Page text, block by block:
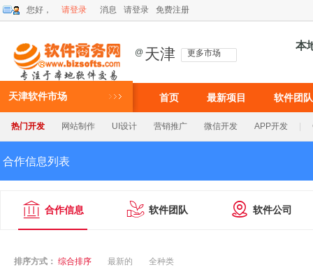
您好， 请登录 消息 请登录 免费注册
@ 天津 更多市场
本
天津软件市场 首页 最新项目 软件团队
热门开发 网站制作 UI设计 营销推广 微信开发 APP开发
合作信息列表
 合作信息  软件团队  软件公司
排序方式： 综合排序 最新的 全种类